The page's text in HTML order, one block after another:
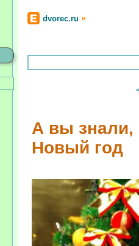
dvorec.ru »
А вы
Новый год